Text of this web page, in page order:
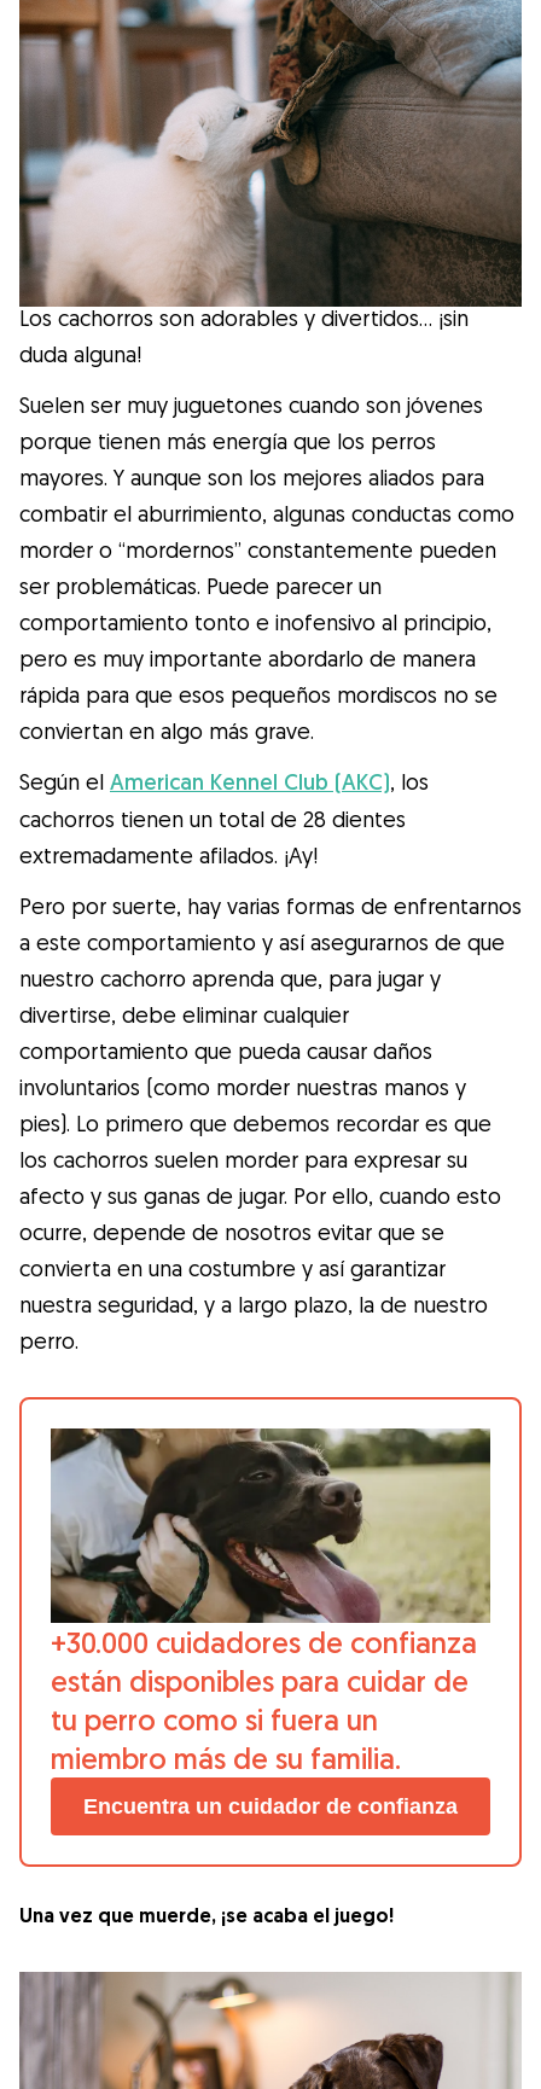
Salud
Accesorios
Educación Canina
Más contenido
Razas
Buscar cuidadores
¿Qué es Gudog?
Gudog es la forma más fácil de encontrar y
reservar con el cuidador de perros
perfecto. ¡Miles de cuidadores están
disponibles para cuidar de tu perro como si
fuera un miembro más de su familia! Todas
las reservas incluyen Cobertura Veterinaria
Descubre Gudog
Los cachorros son adorables y divertidos… ¡sin
duda alguna!
Suelen ser muy juguetones cuando son jóvenes
porque tienen más energía que los perros
mayores. Y aunque son los mejores aliados para
combatir el aburrimiento, algunas conductas como
morder o “mordernos” constantemente pueden
ser problemáticas. Puede parecer un
comportamiento tonto e inofensivo al principio,
pero es muy importante abordarlo de manera
rápida para que esos pequeños mordiscos no se
conviertan en algo más grave.
Según el American Kennel Club (AKC), los
cachorros tienen un total de 28 dientes
extremadamente afilados. ¡Ay!
Pero por suerte, hay varias formas de enfrentarnos
a este comportamiento y así asegurarnos de que
nuestro cachorro aprenda que, para jugar y
divertirse, debe eliminar cualquier
comportamiento que pueda causar daños
involuntarios (como morder nuestras manos y
pies). Lo primero que debemos recordar es que
los cachorros suelen morder para expresar su
afecto y sus ganas de jugar. Por ello, cuando esto
ocurre, depende de nosotros evitar que se
convierta en una costumbre y así garantizar
nuestra seguridad, y a largo plazo, la de nuestro
perro.
+30.000 cuidadores de confianza
están disponibles para cuidar de
tu perro como si fuera un
miembro más de su familia.
Encuentra un cuidador de confianza
Una vez que muerde, ¡se acaba el juego!